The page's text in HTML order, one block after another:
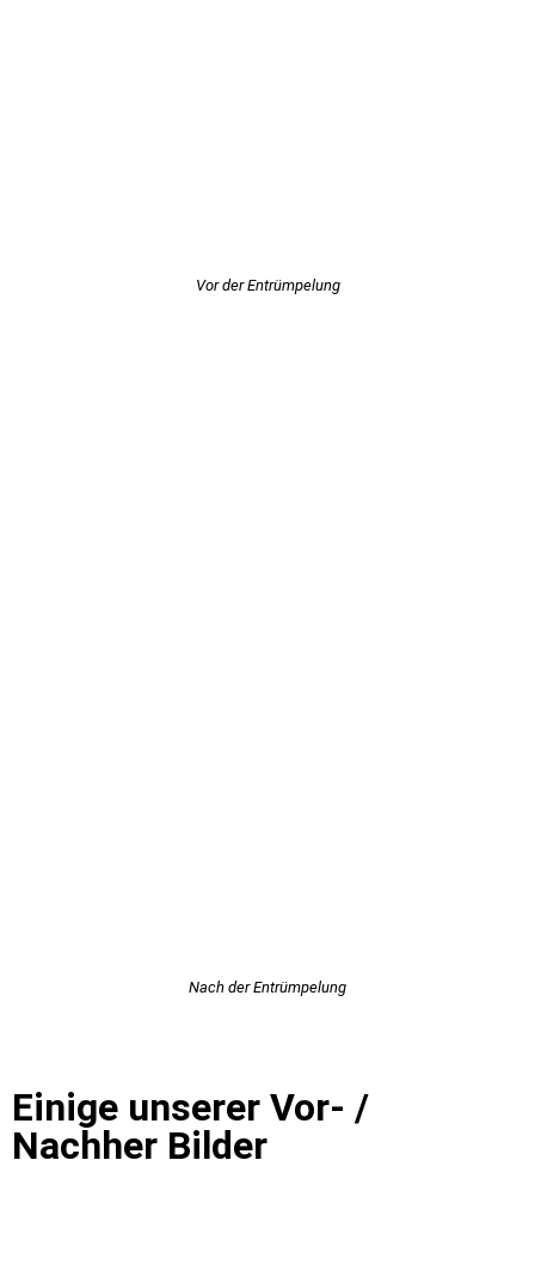
Vor der Entrümpelung
Nach der Entrümpelung
Einige unserer Vor- /
Nachher Bilder